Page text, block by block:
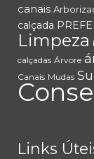
canais
calçada
Limpeza
calçadas Árvore
Canais Mudas
Links